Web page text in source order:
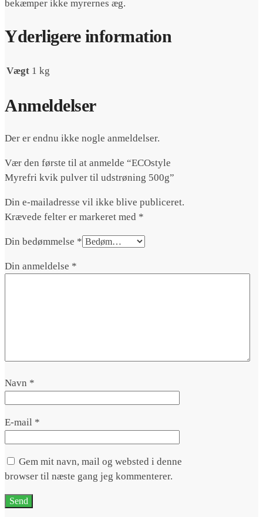
bekæmper ikke myrernes æg.
Yderligere information
Vægt 1 kg
Anmeldelser
Der er endnu ikke nogle anmeldelser.
Vær den første til at anmelde “ECOstyle
Myrefri kvik pulver til udstrøning 500g”
Din e-mailadresse vil ikke blive publiceret.
Krævede felter er markeret med *
Din bedømmelse *
Din anmeldelse *
Navn *
E-mail *
Gem mit navn, mail og websted i denne
browser til næste gang jeg kommenterer.